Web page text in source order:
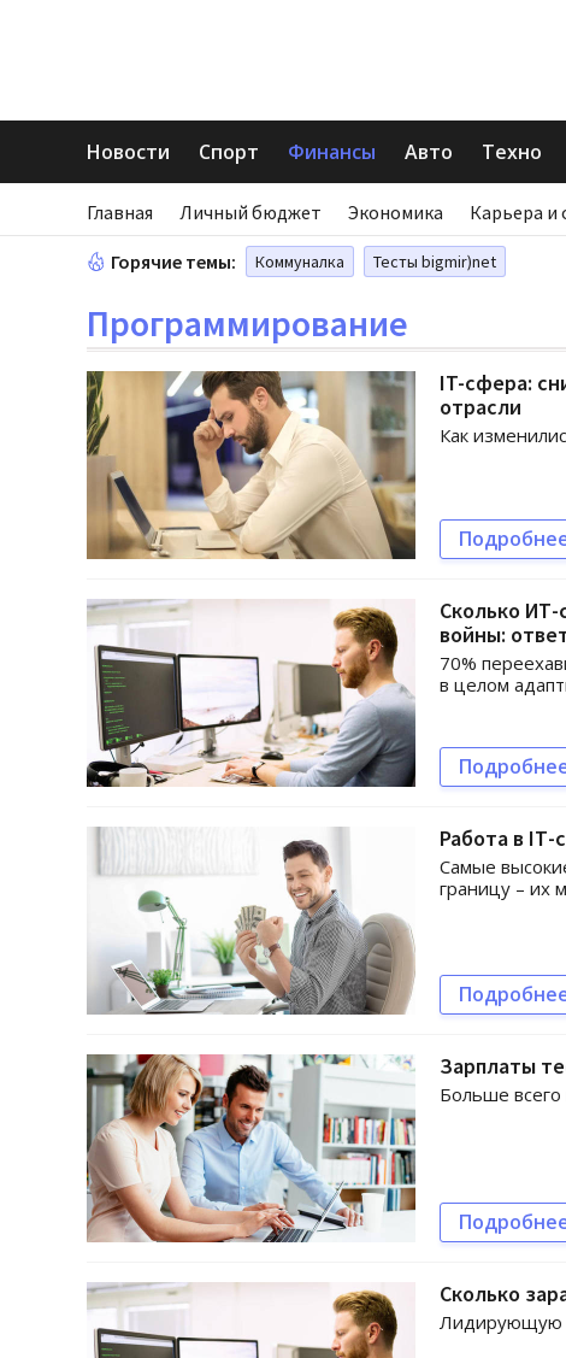
Новости Спорт Финансы Авто Техно
Главная Личный бюджет Экономика Карьера и
Горячие темы: Коммуналка Тесты bigmir)net
Программирование
IT-сфера:
отрасли
Как
Сколько ИТ-
войны:
70%
в целом
Работа в IТ-
Самые
границу – их
Зарплаты
Больше всего
Сколько
Лидирующую